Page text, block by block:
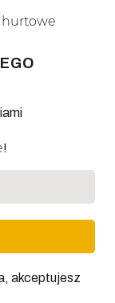
hurtowe
!
akceptujesz